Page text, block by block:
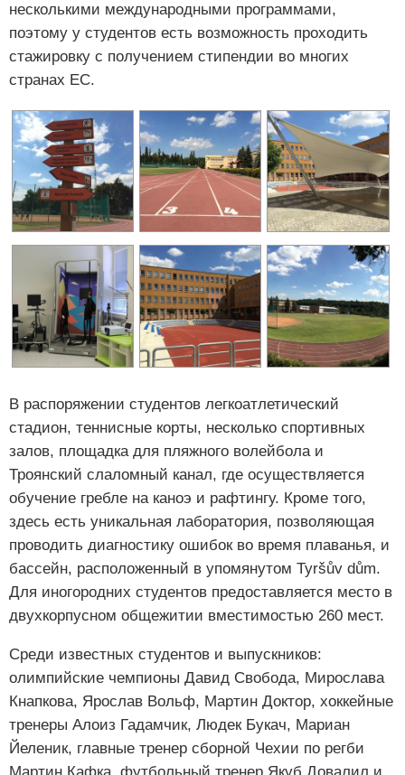
несколькими международными программами,
поэтому у студентов есть возможность проходить
стажировку с получением стипендии во многих
странах ЕС.
В распоряжении студентов легкоатлетический
стадион, теннисные корты, несколько спортивных
залов, площадка для пляжного волейбола и
Троянский слаломный канал, где осуществляется
обучение гребле на каноэ и рафтингу. Кроме того,
здесь есть уникальная лаборатория, позволяющая
проводить диагностику ошибок во время плаванья, и
бассейн, расположенный в упомянутом Tyršův dům.
Для иногородних студентов предоставляется место в
двухкорпусном общежитии вместимостью 260 мест.
Среди известных студентов и выпускников:
олимпийские чемпионы Давид Свобода, Мирослава
Кнапкова, Ярослав Вольф, Мартин Доктор, хоккейные
тренеры Алоиз Гадамчик, Людек Букач, Мариан
Йеленик, главные тренер сборной Чехии по регби
Мартин Кафка, футбольный тренер Якуб Довалил и